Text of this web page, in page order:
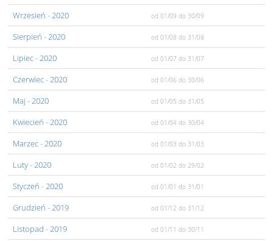
Wrzesień - 2020 od 01/09 do 30/09
Sierpień - 2020 od 01/08 do 31/08
Lipiec- 2020 od 01/07 do 31/07
Czerwiec- 2020 od 01/06 do 30/06
Maj - 2020 od 01/05 do 31/05
Kwiecień - 2020 od 01/04 do 30/04
Marzec- 2020 od 01/03 do 31/03
Luty- 2020 od 01/02 do 29/02
Styczeń - 2020 od 01/01 do 31/01
Grudzień - 2019 od 01/12 do 31/12
Listopad - 2019 od 01/11 do 30/11